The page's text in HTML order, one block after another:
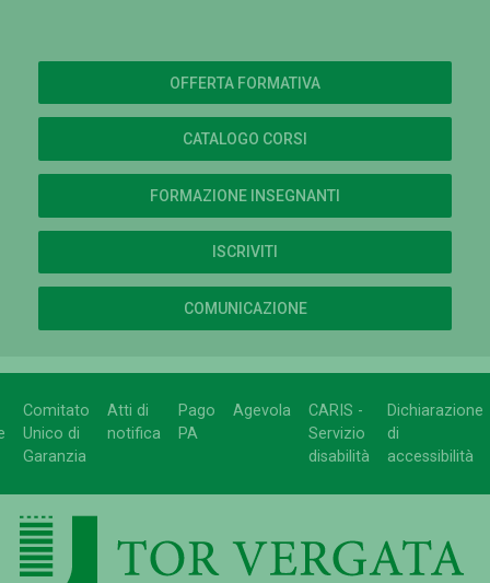
OFFERTA FORMATIVA
CATALOGO CORSI
FORMAZIONE INSEGNANTI
ISCRIVITI
COMUNICAZIONE
Comitato
Unico di
Garanzia
Atti di
notifica
Pago
PA
Agevola
CARIS -
Servizio
disabilità
Dichiarazione
di
accessibilità